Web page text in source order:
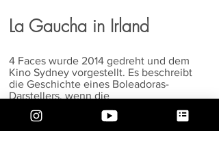
La Gaucha in Irland
4 Faces wurde 2014 gedreht und dem
Kino Sydney vorgestellt. Es beschreibt
die Geschichte eines Boleadoras-
Darstellers, wenn die
Theaterbeleuchtung ausgeschaltet
wird. Das Publikum sieht den Darsteller
oft nur auf der Bühne, ohne die ganze